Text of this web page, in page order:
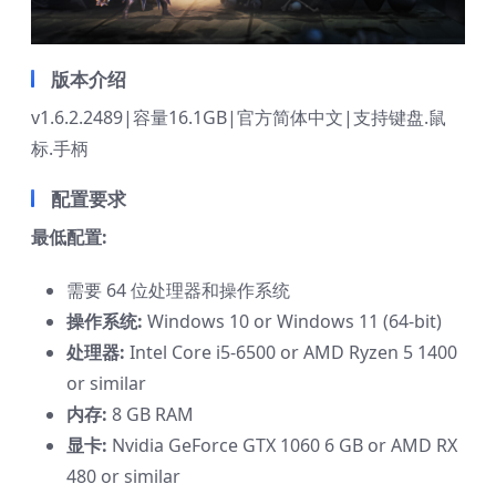
版本介绍
v1.6.2.2489|容量16.1GB|官方简体中文|支持键盘.鼠
标.手柄
配置要求
最低配置:
需要 64 位处理器和操作系统
操作系统: Windows 10 or Windows 11 (64-bit)
处理器: Intel Core i5-6500 or AMD Ryzen 5 1400
or similar
内存: 8 GB RAM
显卡: Nvidia GeForce GTX 1060 6 GB or AMD RX
480 or similar